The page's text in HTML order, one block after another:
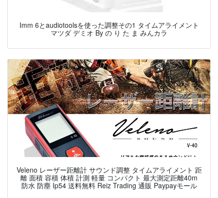
Imm 6とaudiotoolsを使った調整その1 タイムアライメント
マツダ デミオ By の り た ま みんカラ
Veleno レーザー距離計 サウンド調整 タイムアライメント 距
離 面積 容積 体積 計測 軽量 コンパクト 最大測定距離40m
防水 防塵 Ip54 送料無料 Reiz Trading 通販 Paypayモール